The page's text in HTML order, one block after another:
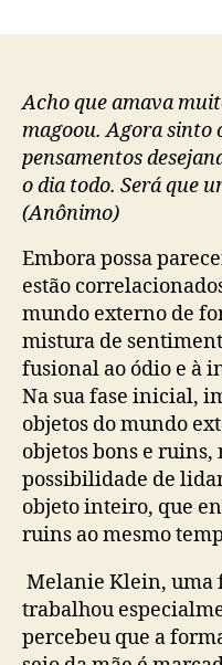
Acho que amava
magoou. Agora sinto
pensamentos
o dia todo. Será que
(Anônimo)
Embora possa
estão
mundo externo de
mistura de
fusional ao ódio e à
Na sua fase inicial,
objetos do mundo
objetos bons e
possibilidade de
objeto inteiro, que
ruins ao mesmo
Melanie Klein, uma
trabalhou
percebeu que a